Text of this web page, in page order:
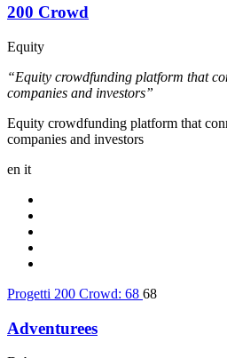
200 Crowd
Equity
“Equity crowdfunding platform that
companies and investors”
Equity crowdfunding platform that
companies and investors
en it
Progetti 200 Crowd: 68 68
Adventurees